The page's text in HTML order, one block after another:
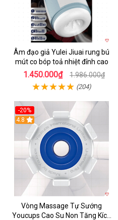
Âm đạo giả Yulei Jiuai rung bú
mút co bóp toả nhiệt đỉnh cao
1.450.000₫ 1.986.000₫
(204)
-20%
4.8
Vòng Massage Tự Sướng
Youcups Cao Su Non Tăng Kích